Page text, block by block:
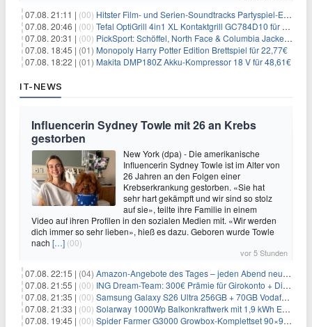
07.08. 21:11 | (00) Hitster Film- und Serien-Soundtracks Partyspiel-Erweiterung für 6,99€
07.08. 20:46 | (00) Tefal OptiGrill 4in1 XL Kontaktgrill GC784D10 für 239,99€
07.08. 20:31 | (00) PickSport: Schöffel, North Face & Columbia Jacken ab 39,60€
07.08. 18:45 | (01) Monopoly Harry Potter Edition Brettspiel für 22,77€
07.08. 18:22 | (01) Makita DMP180Z Akku-Kompressor 18 V für 48,61€
IT-NEWS
Influencerin Sydney Towle mit 26 an Krebs
gestorben
New York (dpa) - Die amerikanische
Influencerin Sydney Towle ist im Alter von
26 Jahren an den Folgen einer
Krebserkrankung gestorben. «Sie hat
sehr hart gekämpft und wir sind so stolz
auf sie», teilte ihre Familie in einem
Video auf ihren Profilen in den sozialen Medien mit. «Wir werden
dich immer so sehr lieben», hieß es dazu. Geboren wurde Towle
nach […] (00)
vor 5 Stunden
07.08. 22:15 | (04) Amazon-Angebote des Tages – jeden Abend neue Deals zum Stöbern
07.08. 21:55 | (00) ING Dream-Team: 300€ Prämie für Girokonto + Direkt-Depot
07.08. 21:35 | (00) Samsung Galaxy S26 Ultra 256GB + 70GB Vodafone-Netz für 34,99€/Monat (effektiv 4,74€/Monat)
07.08. 21:33 | (00) Solarway 1000Wp Balkonkraftwerk mit 1,9 kWh EcoFlow-Speicher für 719€ + 30€ Filial-Gutschein
07.08. 19:45 | (00) Spider Farmer G3000 Growbox-Komplettset 90×90×180 cm für 379,99€